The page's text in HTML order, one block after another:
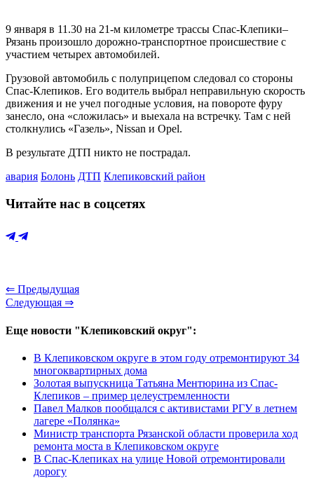
9 января в 11.30 на 21-м километре трассы Спас-Клепики–
Рязань произошло дорожно-транспортное происшествие с
участием четырех автомобилей.
Грузовой автомобиль с полуприцепом следовал со стороны
Спас-Клепиков. Его водитель выбрал неправильную скорость
движения и не учел погодные условия, на повороте фуру
занесло, она «сложилась» и выехала на встречку. Там с ней
столкнулись «Газель», Nissan и Opel.
В результате ДТП никто не пострадал.
авария Болонь ДТП Клепиковский район
Читайте нас в соцсетях
⇐ Предыдущая
Следующая ⇒
Еще новости "Клепиковский округ":
В Клепиковском округе в этом году отремонтируют 34
многоквартирных дома
Золотая выпускница Татьяна Ментюрина из Спас-
Клепиков – пример целеустремленности
Павел Малков пообщался с активистами РГУ в летнем
лагере «Полянка»
Министр транспорта Рязанской области проверила ход
ремонта моста в Клепиковском округе
В Спас-Клепиках на улице Новой отремонтировали
дорогу